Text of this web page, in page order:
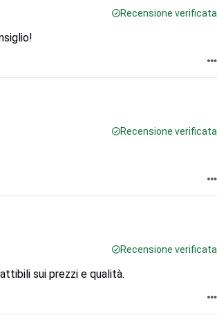
Recensione verificata
Recensione verificata
Recensione verificata
sui prezzi e qualità.